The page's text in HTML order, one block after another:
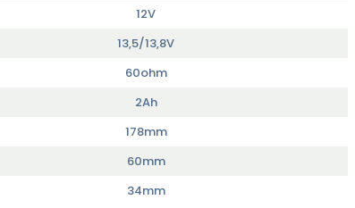
12V
13,5/13,8V
60ohm
2Ah
178mm
60mm
34mm